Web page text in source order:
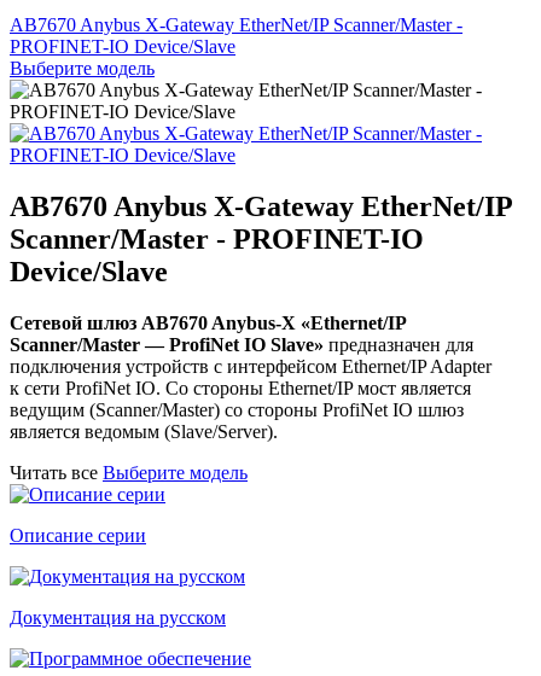
AB7670 Anybus X-Gateway EtherNet/IP Scanner/Master -
PROFINET-IO Device/Slave
Выберите модель
AB7670 Anybus X-Gateway EtherNet/IP
Scanner/Master - PROFINET-IO
Device/Slave
Сетевой шлюз AB7670 Anybus-X «Ethernet/IP
Scanner/Master — ProfiNet IO Slave» предназначен для
подключения устройств с интерфейсом Ethernet/IP Adapter
к сети ProfiNet IO. Со стороны Ethernet/IP мост является
ведущим (Scanner/Master) со стороны ProfiNet IO шлюз
является ведомым (Slave/Server).
Читать все Выберите модель
Описание серии
Документация на русском